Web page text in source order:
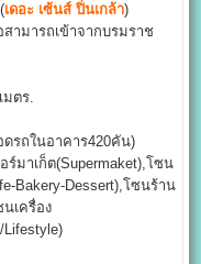
(เดอะ เซ้นส์ ปิ่นเกล้า)
ารถเข้าจากบรมราช
ตร.
ในอาคาร420คัน)
เก็ต(Supermaket),โซน
Bakery-Dessert),โซนร้าน
เครื่อง